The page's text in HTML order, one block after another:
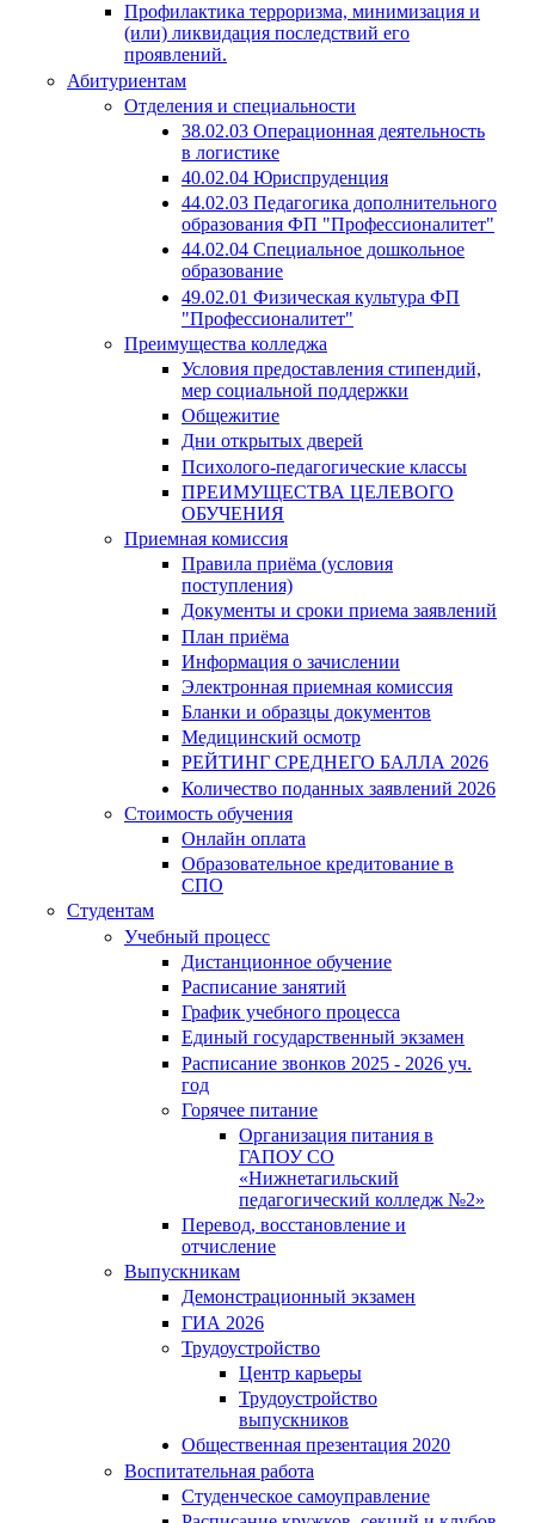
Профилактика терроризма, минимизация и
(или) ликвидация последствий его
проявлений.
Абитуриентам
Отделения и специальности
38.02.03 Операционная деятельность
в логистике
40.02.04 Юриспруденция
44.02.03 Педагогика дополнительного
образования ФП "Профессионалитет"
44.02.04 Специальное дошкольное
образование
49.02.01 Физическая культура ФП
"Профессионалитет"
Преимущества колледжа
Условия предоставления стипендий,
мер социальной поддержки
Общежитие
Дни открытых дверей
Психолого-педагогические классы
ПРЕИМУЩЕСТВА ЦЕЛЕВОГО
ОБУЧЕНИЯ
Приемная комиссия
Правила приёма (условия
поступления)
Документы и сроки приема заявлений
План приёма
Информация о зачислении
Электронная приемная комиссия
Бланки и образцы документов
Медицинский осмотр
РЕЙТИНГ СРЕДНЕГО БАЛЛА 2026
Количество поданных заявлений 2026
Стоимость обучения
Онлайн оплата
Образовательное кредитование в
СПО
Студентам
Учебный процесс
Дистанционное обучение
Расписание занятий
График учебного процесса
Единый государственный экзамен
Расписание звонков 2025 - 2026 уч.
год
Горячее питание
Организация питания в
ГАПОУ СО
«Нижнетагильский
педагогический колледж №2»
Перевод, восстановление и
отчисление
Выпускникам
Демонстрационный экзамен
ГИА 2026
Трудоустройство
Центр карьеры
Трудоустройство
выпускников
Общественная презентация 2020
Воспитательная работа
Студенческое самоуправление